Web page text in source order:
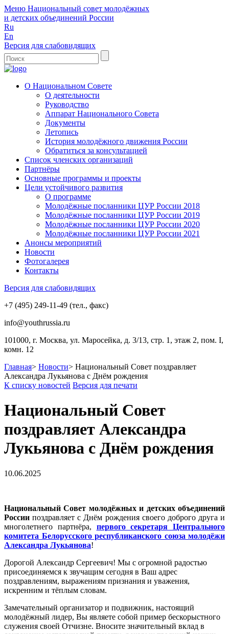
Меню Национальный совет молодёжных
и детских объединений России
Ru
En
Версия для слабовидящих
О Национальном Совете
О деятельности
Руководство
Аппарат Национального Совета
Документы
Летопись
История молодёжного движения России
Обратиться за консультацией
Список членских организаций
Партнёры
Основные программы и проекты
Цели устойчивого развития
О программе
Молодёжные посланники ЦУР России 2018
Молодёжные посланники ЦУР России 2019
Молодёжные посланники ЦУР России 2020
Молодёжные посланники ЦУР России 2021
Анонсы мероприятий
Новости
Фотогалерея
Контакты
Версия для слабовидящих
+7 (495) 249-11-49 (тел., факс)
info@youthrussia.ru
101000, г. Москва, ул. Маросейка, д. 3/13, стр. 1, этаж 2, пом. I,
комн. 12
Главная> Новости> Национальный Совет поздравляет
Александра Лукьянова с Днём рождения
К списку новостей Версия для печати
Национальный Совет
поздравляет Александра
Лукьянова с Днём рождения
10.06.2025
Национальный Совет молодёжных и детских объединений
России поздравляет с Днём рождения своего доброго друга и
многолетнего партнёра, первого секретаря Центрального
комитета Белорусского республиканского союза молодёжи
Александра Лукьянова!
Дорогой Александр Сергеевич! Мы с огромной радостью
присоединяемся к звучащим сегодня в Ваш адрес
поздравлениям, выражениям признания и уважения,
искренним и тёплым словам.
Замечательный организатор и подвижник, настоящий
молодёжный лидер, Вы являете собой пример бескорыстного
служения своей Отчизне. Вносите значительный вклад в